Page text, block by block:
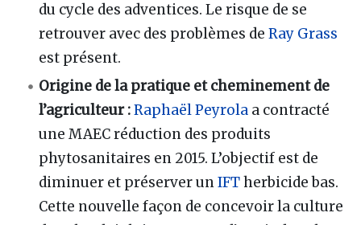
du cycle des adventices. Le risque de se
retrouver avec des problèmes deRay Grass
est présent.
Origine de la pratique et cheminement de
l’agriculteur :Raphaël Peyrola a contracté
une MAEC réduction des produits
phytosanitaires en 2015. L’objectif est de
diminuer et préserver unIFTherbicide bas.
Cette nouvelle façon de concevoir la culture